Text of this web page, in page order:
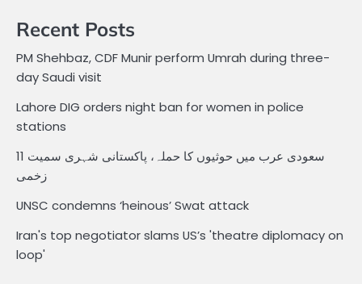
Recent Posts
PM Shehbaz, CDF Munir perform Umrah during three-
day Saudi visit
Lahore DIG orders night ban for women in police
stations
سعودی عرب میں حوثیوں کا حملہ، پاکستانی شہری سمیت 11
زخمی
UNSC condemns ‘heinous’ Swat attack
Iran's top negotiator slams US’s 'theatre diplomacy on
loop'